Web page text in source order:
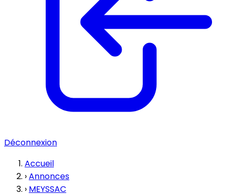
Déconnexion
Accueil
›Annonces
› MEYSSAC